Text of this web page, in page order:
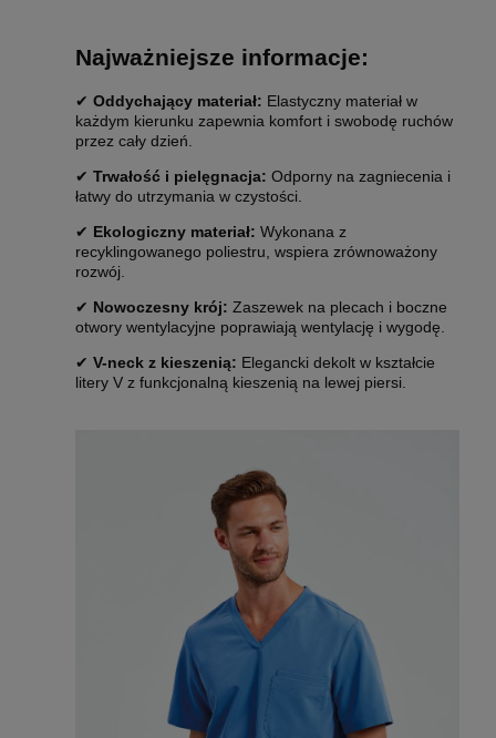
Najważniejsze informacje:
✔ Oddychający materiał: Elastyczny materiał w
każdym kierunku zapewnia komfort i swobodę ruchów
przez cały dzień.
✔ Trwałość i pielęgnacja: Odporny na zagniecenia i
łatwy do utrzymania w czystości.
✔ Ekologiczny materiał: Wykonana z
recyklingowanego poliestru, wspiera zrównoważony
rozwój.
✔ Nowoczesny krój: Zaszewek na plecach i boczne
otwory wentylacyjne poprawiają wentylację i wygodę.
✔ V-neck z kieszenią: Elegancki dekolt w kształcie
litery V z funkcjonalną kieszenią na lewej piersi.